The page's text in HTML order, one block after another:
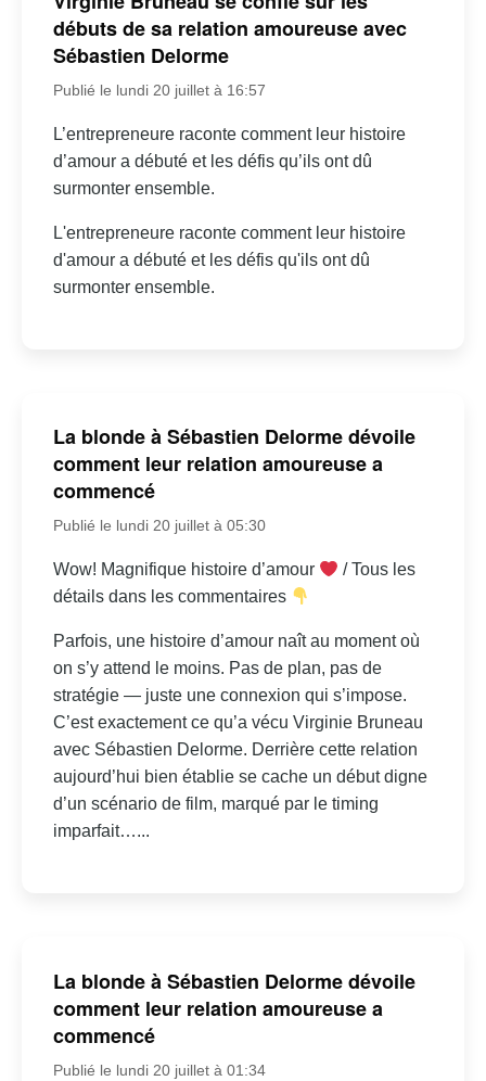
débuts de sa relation amoureuse avec
Sébastien Delorme
Publié le lundi 20 juillet à 16:57
L’entrepreneure raconte comment leur histoire
d’amour a débuté et les défis qu’ils ont dû
surmonter ensemble.
L'entrepreneure raconte comment leur histoire
d'amour a débuté et les défis qu'ils ont dû
surmonter ensemble.
La blonde à Sébastien Delorme dévoile
comment leur relation amoureuse a
commencé
Publié le lundi 20 juillet à 05:30
Wow! Magnifique histoire d’amour
/ Tous les
détails dans les commentaires
Parfois, une histoire d’amour naît au moment où
on s’y attend le moins. Pas de plan, pas de
stratégie — juste une connexion qui s’impose.
C’est exactement ce qu’a vécu Virginie Bruneau
avec Sébastien Delorme. Derrière cette relation
aujourd’hui bien établie se cache un début digne
d’un scénario de film, marqué par le timing
imparfait…...
La blonde à Sébastien Delorme dévoile
comment leur relation amoureuse a
commencé
Publié le lundi 20 juillet à 01:34